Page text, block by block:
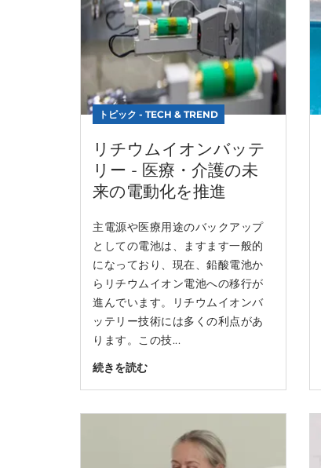
トピック - TECH & TREND
リチウムイオンバッテ
リー - 医療・介護の未
来の電動化を推進
主電源や医療用途のバックアップ
としての電池は、ますます一般的
になっており、現在、鉛酸電池か
らリチウムイオン電池への移行が
進んでいます。リチウムイオンバ
ッテリー技術には多くの利点があ
ります。この技...
続きを読む